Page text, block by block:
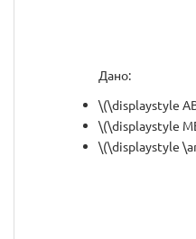
Дано:
\(\displaystyle
\(\displaystyle
\(\displaystyle